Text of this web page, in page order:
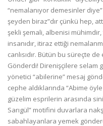
“nemalanıyor demesinler
şeyden biraz”dır çünkü hep,
şekli şemali, albenisi
insanıdır, itiraz ettiği
canlısıdır. Bütün bu süreçte
Gönderdi! Direnişçilere selam
yönetici “abilerine” mesaj
cephe aldıklarında “Abime
güzelim esprilerin arasında
Sarıgül” motifini duvarlara
sabahlayanlara yemek